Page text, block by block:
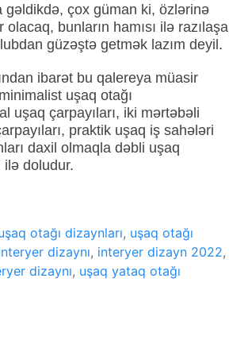
gəldikdə, çox güman ki, özlərinə
bunların hamısı ilə razılaşa
güzəştə getmək lazım deyil.
ibarət bu qalereya müasir
uşaq otağı
uşaq çarpayıları, iki mərtəbəli
praktik uşaq iş sahələri
daxil olmaqla dəbli uşaq
ilə doludur.
otağı dizaynları, uşaq otağı
dizaynı, interyer dizayn 2022,
dizaynı, uşaq yataq otağı